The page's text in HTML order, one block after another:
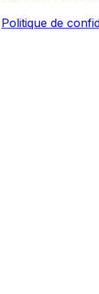
Politique de